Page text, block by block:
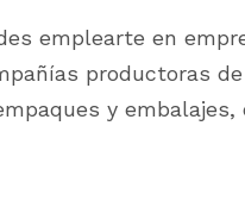
emplearte en
productoras
y